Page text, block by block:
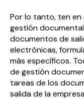
Por lo tanto, ten en
gestión
documentos de
electrónicas,
más específicos.
de gestión
tareas de los
salida de la